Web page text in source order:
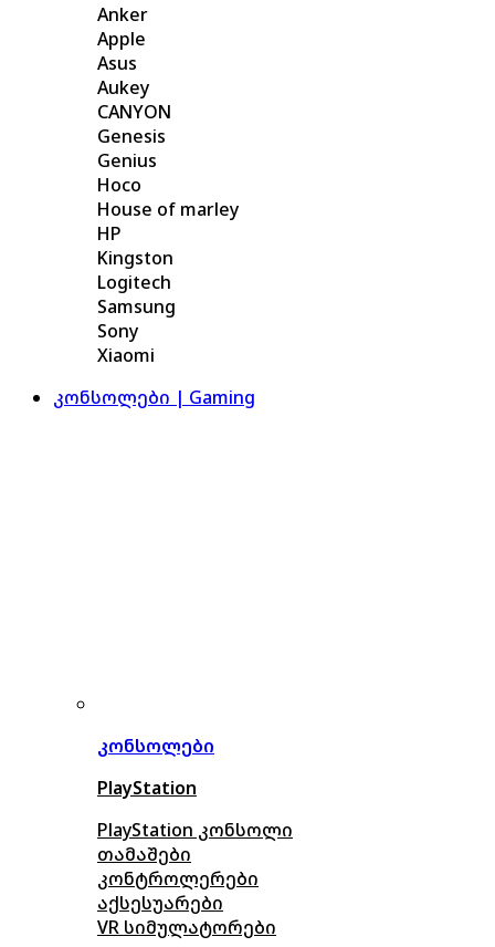
Anker
Apple
Asus
Aukey
CANYON
Genesis
Genius
Hoco
House of marley
HP
Kingston
Logitech
Samsung
Sony
Xiaomi
კონსოლები | Gaming
კონსოლები
PlayStation
PlayStation კონსოლი
თამაშები
კონტროლერები
აქსესუარები
VR სიმულატორები